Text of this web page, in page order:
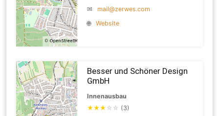
✉
mail@zerwes.com
🌐
Website
Besser und Schöner Design
GmbH
Innenausbau
★★★ ☆ ☆ (3)